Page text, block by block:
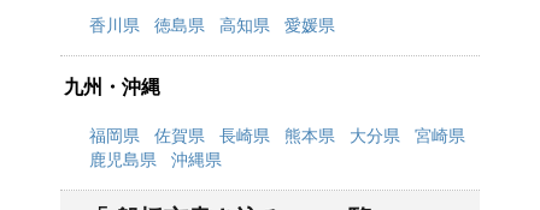
香川県 徳島県 高知県 愛媛県
九州・沖縄
福岡県 佐賀県 長崎県 熊本県 大分県
宮崎県
鹿児島県
沖縄県